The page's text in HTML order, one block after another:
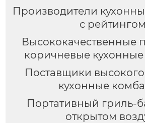
Производители
с рейтингом
Высококачественные
коричневые
Поставщики высокого
кухонные
Портативный гриль-
открытом